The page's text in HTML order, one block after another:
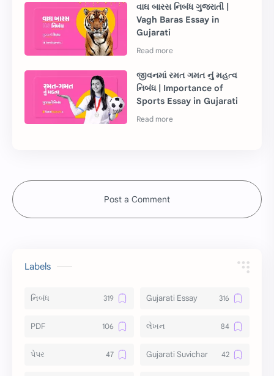
વાઘ બારસ નિબંધ ગુજરાતી |
Vagh Baras Essay in
Gujarati
જીવનમાં રમત ગમત નું મહત્વ
નિબંધ | Importance of
Sports Essay in Gujarati
Post a Comment
Labels
નિબંધ Gujarati Essay
PDF લેખન
પેપર Gujarati Suvichar